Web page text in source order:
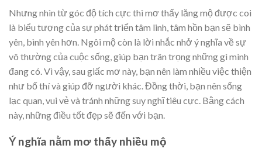
Nhưng nhìn từ góc độ tích cực thì mơ thấy lăng mộ được coi
là biểu tượng của sự phát triển tâm linh, tâm hồn bạn sẽ bình
yên, bình yên hơn. Ngôi mộ còn là lời nhắc nhở ý nghĩa về sự
vô thường của cuộc sống, giúp bạn trân trọng những gì mình
đang có. Vì vậy, sau giấc mơ này, bạn nên làm nhiều việc thiện
như bố thí và giúp đỡ người khác. Đồng thời, bạn nên sống
lạc quan, vui vẻ và tránh những suy nghĩ tiêu cực. Bằng cách
này, những điều tốt đẹp sẽ đến với bạn.
Ý nghĩa nằm mơ thấy nhiều mộ